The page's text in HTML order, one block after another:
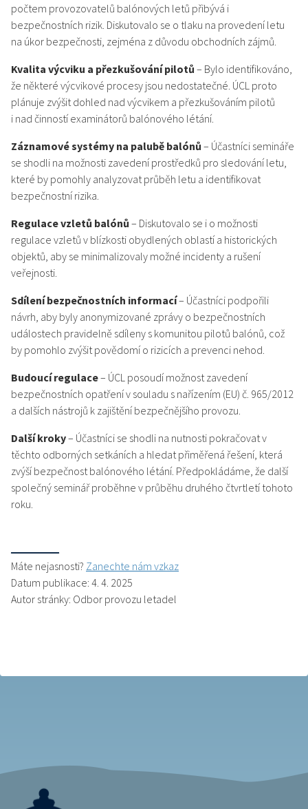
počtem provozovatelů balónových letů přibývá i
bezpečnostních rizik. Diskutovalo se o tlaku na provedení letu
na úkor bezpečnosti, zejména z důvodu obchodních zájmů.
Kvalita výcviku a přezkušování pilotů – Bylo identifikováno,
že některé výcvikové procesy jsou nedostatečné. ÚCL proto
plánuje zvýšit dohled nad výcvikem a přezkušováním pilotů
i nad činností examinátorů balónového létání.
Záznamové systémy na palubě balónů – Účastníci semináře
se shodli na možnosti zavedení prostředků pro sledování letu,
které by pomohly analyzovat průběh letu a identifikovat
bezpečnostní rizika.
Regulace vzletů balónů – Diskutovalo se i o možnosti
regulace vzletů v blízkosti obydlených oblastí a historických
objektů, aby se minimalizovaly možné incidenty a rušení
veřejnosti.
Sdílení bezpečnostních informací– Účastníci podpořili
návrh, aby byly anonymizované zprávy o bezpečnostních
událostech pravidelně sdíleny s komunitou pilotů balónů, což
by pomohlo zvýšit povědomí o rizicích a prevenci nehod.
Budoucí regulace– ÚCL posoudí možnost zavedení
bezpečnostních opatření v souladu s nařízením (EU) č. 965/2012
a dalších nástrojů k zajištění bezpečnějšího provozu.
Další kroky– Účastníci se shodli na nutnosti pokračovat v
těchto odborných setkáních a hledat přiměřená řešení, která
zvýší bezpečnost balónového létání. Předpokládáme, že další
společný seminář proběhne v průběhu druhého čtvrtletí tohoto
roku.
Máte nejasnosti? Zanechte nám vzkaz
Datum publikace: 4. 4. 2025
Autor stránky: Odbor provozu letadel